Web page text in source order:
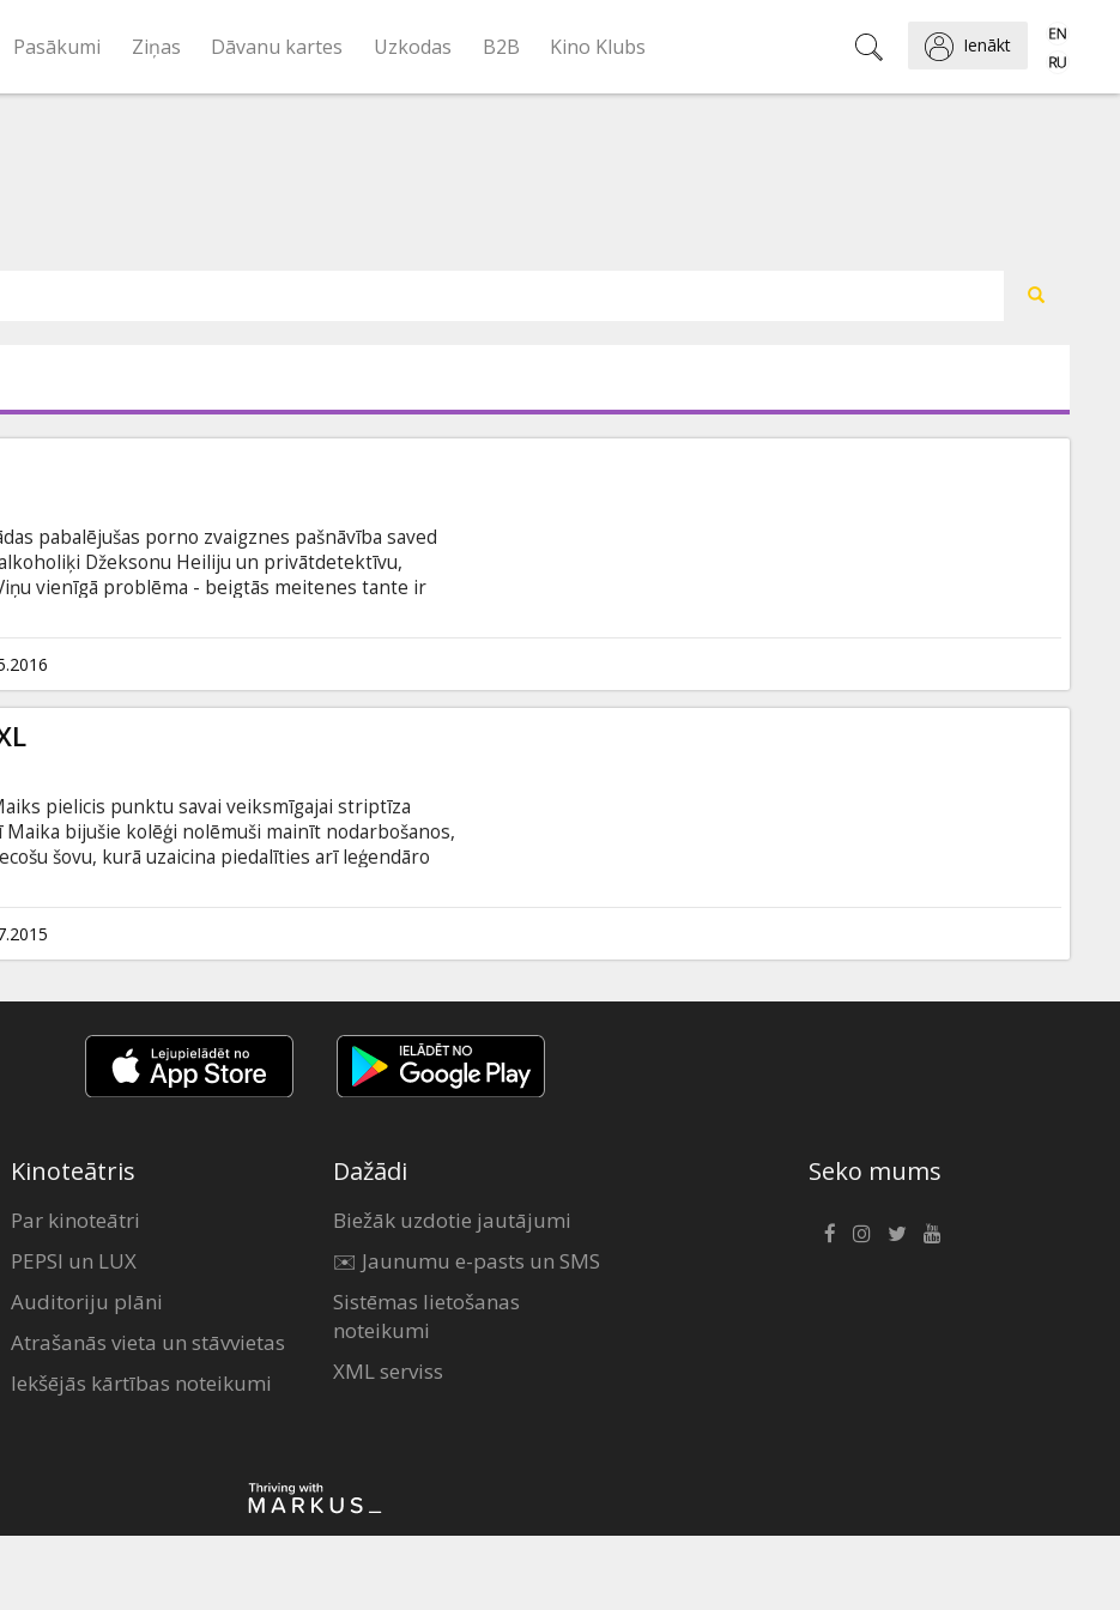
Pasākumi Ziņas Dāvanu kartes Uzkodas B2B Kino Klubs Ienākt
pabalējušas porno zvaigznes pašnāvība saved
Džeksonu Heiliju un privātdetektīvu,
vienīgā problēma - beigtās meitenes tante ir
naudu, viņi uzņemas lietu, kas, izrādās, ir saistīta
un slepkavību sazvērestību, kas iesniedzas dziļi
valodā ar subtitriem latviešu un krievu valodā.
pielicis punktu savai veiksmīgajai striptīza
bijušie kolēģi nolēmuši mainīt nodarbošanos,
šovu, kurā uzaicina piedalīties arī leģendāro
saites, iegūst jaunus draugus un apgūst jaunas
būtu sensacionāla un neaizmirstama. Filma angļu
un krievu valodā.
Kinoteātris
Par kinoteātri
PEPSI un LUX
Auditoriju plāni
Atrašanās vieta un stāvvietas
Iekšējās kārtības noteikumi
Dažādi
Biežāk uzdotie jautājumi
✉️ Jaunumu e-pasts un SMS
Sistēmas lietošanas
noteikumi
XML serviss
Seko mums